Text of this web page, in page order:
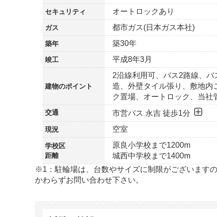
セキュリティ オートロックあり
ガス 都市ガス(日本ガス本社)
築年 築30年
竣工 平成8年3月
建物のポイント
2沿線利用可、バス2路線、
造、外壁タイル張り、敷地内
ク置場、オートロック、当社
交通 市営バス 永吉 徒歩1分
現況 空室
学校区
距離
原良小学校まで1200m
城西中学校まで1400m
※1：駐輪場は、台数やサイズに制限がございます
かわらずお問い合わせ下さい。